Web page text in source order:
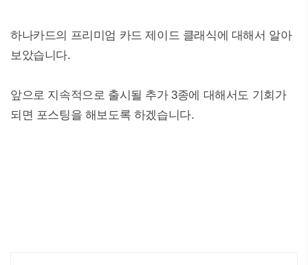
하나카드의 프리미엄 카드 제이드 클래식에 대해서 알아
보았습니다.
앞으로 지속적으로 출시될 추가 3종에 대해서도 기회가
되면 포스팅을 해보도록 하겠습니다.